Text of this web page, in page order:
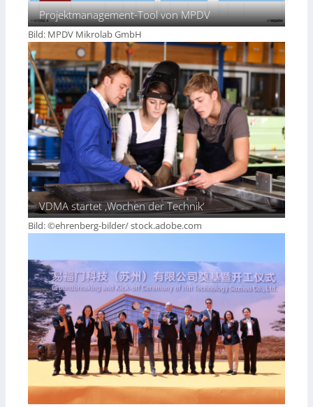
Projektmanagement-Tool von MPDV
Bild: MPDV Mikrolab GmbH
VDMA startet ‚Wochen der Technik‘
Bild: ©ehrenberg-bilder/ stock.adobe.com